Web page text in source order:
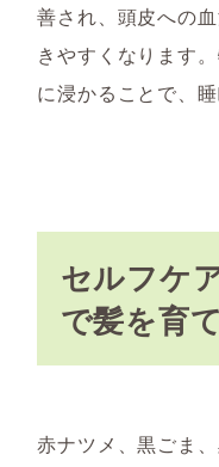
善され、頭皮への
きやすくなります
に浸かることで、
セルフケ
で髪を育
赤ナツメ、黒ごま